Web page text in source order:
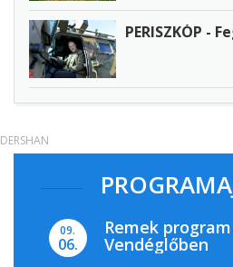
PERISZKÓP -
09.
06.
Remek
Vendéglőben
DERSHAN